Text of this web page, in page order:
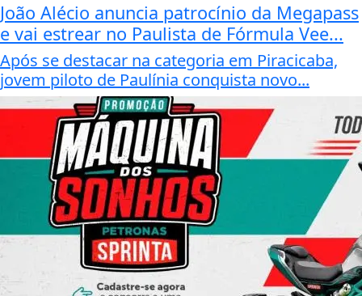
João Alécio anuncia patrocínio da Megapass
e vai estrear no Paulista de Fórmula Vee...
Após se destacar na categoria em Piracicaba,
jovem piloto de Paulínia conquista novo...